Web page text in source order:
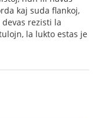
kaj suda flankoj,
rezisti la
la lukto estas je